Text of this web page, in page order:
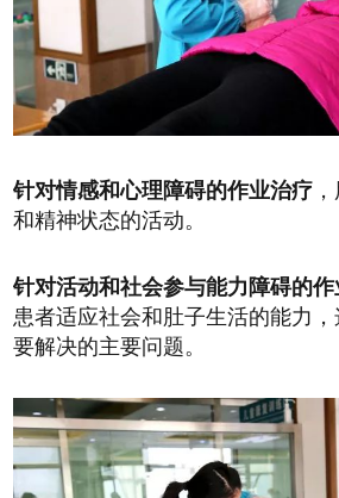
针对情感和心理障碍的作业治疗
和精神状态的活动。
针对活动和社会参与能力障碍的
患者适应社会和肚子生活的能力
要解决的主要问题。